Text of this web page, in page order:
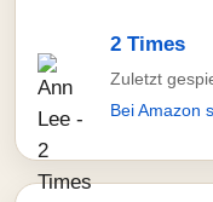
2 Times
Zuletzt
Bei Amazon